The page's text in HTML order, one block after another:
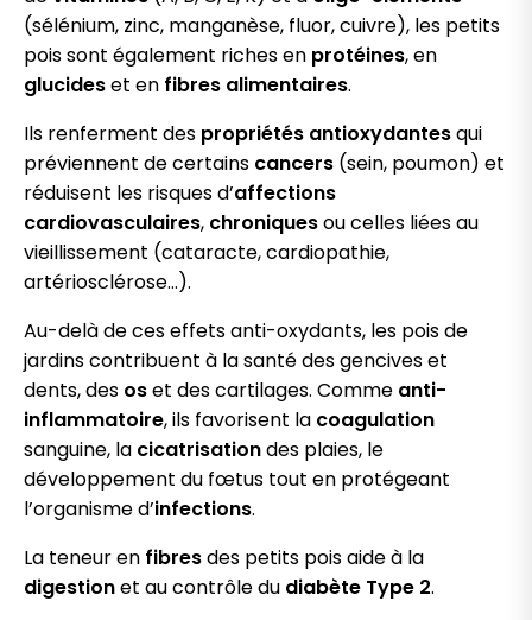
(sélénium, zinc, manganèse, fluor, cuivre), les petits
pois sont également riches en protéines, en
glucideset en fibres alimentaires.
Ils renferment des propriétés antioxydantesqui
préviennent de certains cancers (sein, poumon) et
réduisent les risques d’affections
cardiovasculaires, chroniquesou celles liées au
vieillissement (cataracte, cardiopathie,
artériosclérose…).
Au-delà de ces effets anti-oxydants, les pois de
jardins contribuent à la santé des gencives et
dents, des oset des cartilages. Comme anti-
inflammatoire, ils favorisent la coagulation
sanguine, la cicatrisationdes plaies, le
développement du fœtus tout en protégeant
l’organisme d’infections.
La teneur en fibresdes petits pois aide à la
digestionet au contrôle du diabète Type 2.